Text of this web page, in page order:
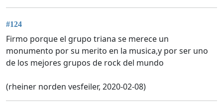
#124
Firmo porque el grupo triana se merece un
monumento por su merito en la musica,y por ser uno
de los mejores grupos de rock del mundo
(rheiner norden vesfeiler, 2020-02-08)